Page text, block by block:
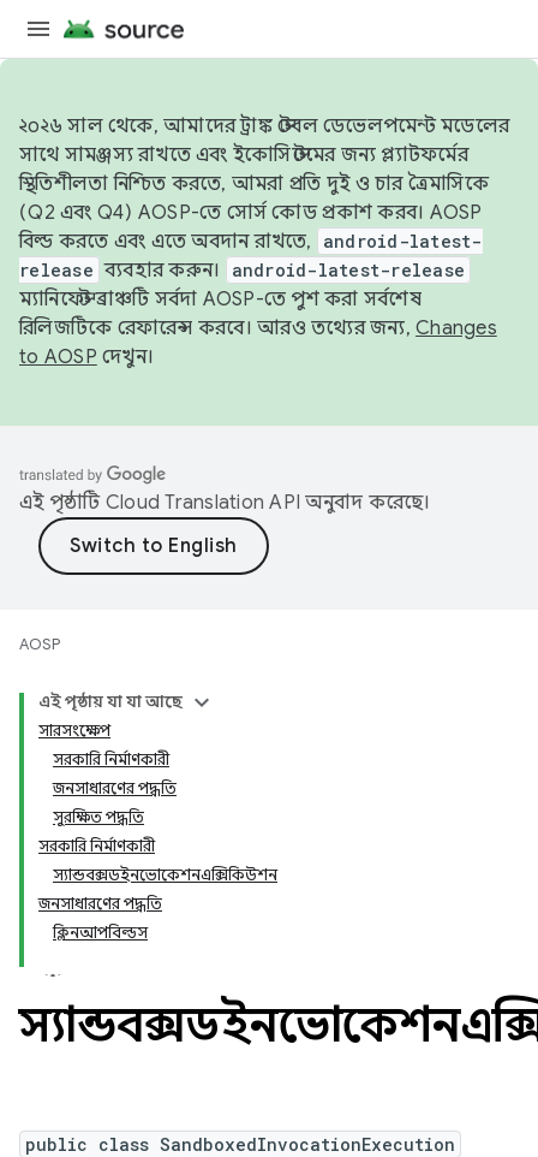
২০২৬ সাল থেকে, আমাদের ট্রাঙ্ক স্টেবল ডেভেলপমেন্ট মডেলের
সাথে সামঞ্জস্য রাখতে এবং ইকোসিস্টেমের জন্য প্ল্যাটফর্মের
স্থিতিশীলতা নিশ্চিত করতে, আমরা প্রতি দুই ও চার ত্রৈমাসিকে
(Q2 এবং Q4) AOSP-তে সোর্স কোড প্রকাশ করব। AOSP
বিল্ড করতে এবং এতে অবদান রাখতে,
android-latest-
release ব্যবহার করুন। android-latest-release
ম্যানিফেস্ট ব্রাঞ্চটি সর্বদা AOSP-তে পুশ করা সর্বশেষ
রিলিজটিকে রেফারেন্স করবে। আরও তথ্যের জন্য, Changes
to AOSP দেখুন।
এই পৃষ্ঠাটি Cloud Translation API অনুবাদ করেছে।
AOSP
এই পৃষ্ঠায় যা যা আছে
সারসংক্ষেপ
সরকারি নির্মাণকারী
জনসাধারণের পদ্ধতি
সুরক্ষিত পদ্ধতি
সরকারি নির্মাণকারী
স্যান্ডবক্সডইনভোকেশনএক্সিকিউশন
জনসাধারণের পদ্ধতি
ক্লিনআপবিল্ডস
public class SandboxedInvocationExecution